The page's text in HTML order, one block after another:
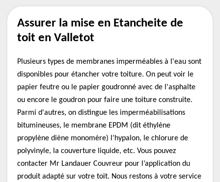
Assurer la mise en Etancheite de
toit en Valletot
Plusieurs types de membranes imperméables à l'eau sont
disponibles pour étancher votre toiture. On peut voir le
papier feutre ou le papier goudronné avec de l'asphalte
ou encore le goudron pour faire une toiture construite.
Parmi d'autres, on distingue les imperméabilisations
bitumineuses, le membrane EPDM (dit éthylène
propylène diène monomère) l’hypalon, le chlorure de
polyvinyle, la couverture liquide, etc. Vous pouvez
contacter Mr Landauer Couvreur pour l’application du
produit adapté sur votre toit. Nous restons à votre service